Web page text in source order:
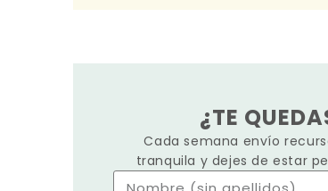
¿TE
Cada semana envío
tranquila y dejes de estar